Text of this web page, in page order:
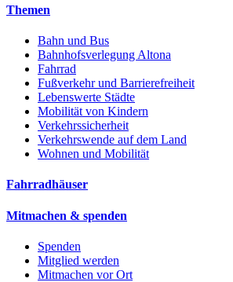
Themen
Bahn und Bus
Bahnhofsverlegung Altona
Fahrrad
Fußverkehr und Barrierefreiheit
Lebenswerte Städte
Mobilität von Kindern
Verkehrssicherheit
Verkehrswende auf dem Land
Wohnen und Mobilität
Fahrradhäuser
Mitmachen & spenden
Spenden
Mitglied werden
Mitmachen vor Ort